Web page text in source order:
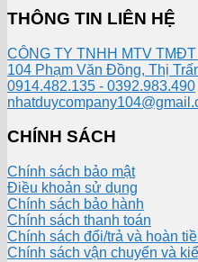
THÔNG TIN LIÊN HỆ
CÔNG TY TNHH MTV
104 Phạm Văn Đồng, Thị
0914.482.135 - 0392.983.490
CHÍNH SÁCH
Chính sách bảo mật
Điều khoản sử dụng
Chính sách bảo hành
Chính sách thanh toán
Chính sách đổi/trả và hoàn
Chính sách vận chuyển và